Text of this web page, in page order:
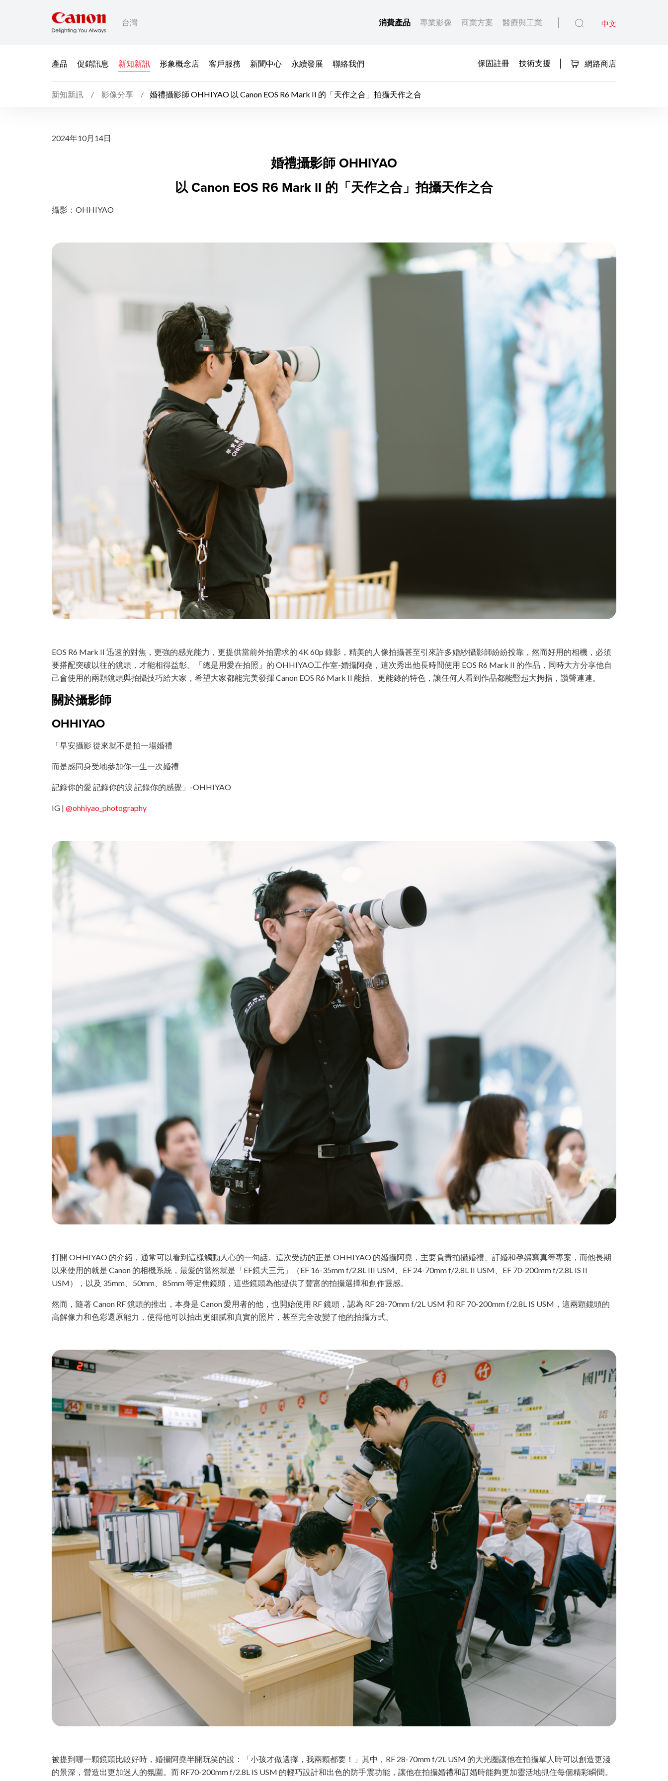
台灣 消費產品 專業影像 商業方案 醫療與工業 中文
產品 促銷訊息 新知新訊 形象概念店 客戶服務 新聞中心 永續發展 聯絡我們 保固註冊 技術支援 網路商店
新知新訊 影像分享 婚禮攝影師 OHHIYAO 以 Canon EOS R6 Mark II 的「天作之合」拍攝天作之合
婚禮攝影師 OHHIYAO 以 Canon EOS R6 Mark II 的「天作之合」
2024年10月14日
婚禮攝影師 OHHIYAO
以 Canon EOS R6 Mark II 的「天作之合」拍攝天作之合
攝影：OHHIYAO
EOS R6 Mark II 迅速的對焦，更強的感光能力，更提供當前外拍需求的 4K 60p 錄影，精美的人像拍攝甚至引來許多婚紗攝影師紛紛投靠，然而好用的相機，必須
要搭配突破以往的鏡頭，才能相得益彰。「總是用愛在拍照」的 OHHIYAO工作室-婚攝阿堯，這次秀出他長時間使用 EOS R6 Mark II 的作品，同時大方分享他自
己會使用的兩顆鏡頭與拍攝技巧給大家，希望大家都能完美發揮 Canon EOS R6 Mark II 能拍、更能錄的特色，讓任何人看到作品都能豎起大拇指，讚聲連連。
關於攝影師
OHHIYAO
「早安攝影 從來就不是拍一場婚禮
而是感同身受地參加你一生一次婚禮
記錄你的愛 記錄你的淚 記錄你的感覺」-OHHIYAO
IG | @ohhiyao_photography
打開 OHHIYAO 的介紹，通常可以看到這樣觸動人心的一句話。這次受訪的正是 OHHIYAO 的婚攝阿堯，主要負責拍攝婚禮、訂婚和孕婦寫真等專案，而他長期
以來使用的就是 Canon 的相機系統，最愛的當然就是「EF鏡大三元」（EF 16-35mm f/2.8L III USM、EF 24-70mm f/2.8L II USM、EF 70-200mm f/2.8L IS II
USM），以及 35mm、50mm、85mm 等定焦鏡頭，這些鏡頭為他提供了豐富的拍攝選擇和創作靈感。
然而，隨著 Canon RF 鏡頭的推出，本身是 Canon 愛用者的他，也開始使用 RF 鏡頭，認為 RF 28-70mm f/2L USM 和 RF 70-200mm f/2.8L IS USM，這兩顆鏡頭的
高解像力和色彩還原能力，使得他可以拍出更細膩和真實的照片，甚至完全改變了他的拍攝方式。
被提到哪一顆鏡頭比較好時，婚攝阿堯半開玩笑的說：「小孩才做選擇，我兩顆都要！」其中，RF 28-70mm f/2L USM 的大光圈讓他在拍攝單人時可以創造更淺
的景深，營造出更加迷人的氛圍。而 RF70-200mm f/2.8L IS USM 的輕巧設計和出色的防手震功能，讓他在拍攝婚禮和訂婚時能夠更加靈活地抓住每個精彩瞬間。